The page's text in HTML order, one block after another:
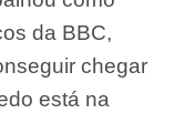
da BBC,
chegar
está na